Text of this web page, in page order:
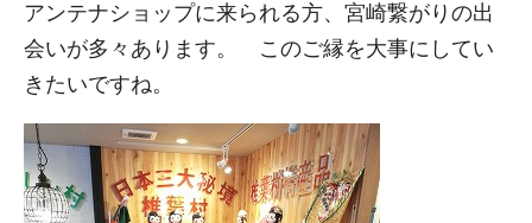
アンテナショップに来られる方、宮崎繋がりの出
会いが多々あります。 このご縁を大事にしてい
きたいですね。